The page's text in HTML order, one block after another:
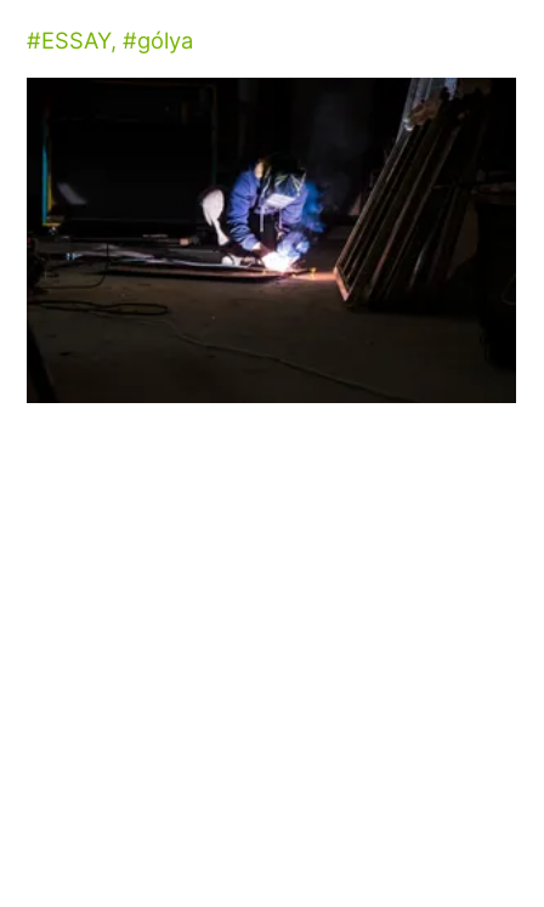
ESSAY, gólya